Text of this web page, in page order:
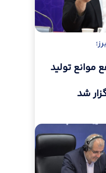
موانع تولید
شد